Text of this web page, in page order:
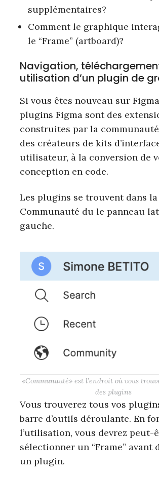
supplémentaires?
Comment le graphique
le “Frame” (artboard)?
Navigation,
utilisation d’un plugin de
Si vous êtes nouveau sur
plugins Figma sont des
construites par la
des créateurs de kits
utilisateur, à la conversion de
conception en code.
Les plugins se trouvent dans
Communauté du le panneau
gauche.
«Communauté» est l’endroit où vous
des plugins
Vous trouverez tous vos
barre d’outils déroulante. En
l’utilisation, vous devrez peut-
sélectionner un “Frame” avant
un plugin.